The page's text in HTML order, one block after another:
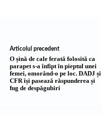
Articolul precedent
O șină de cale ferată folosită ca
parapet s-a înfipt în pieptul unei
femei, omorând-o pe loc. DADJ și
CFR își pasează răspunderea și
fug de despăgubiri